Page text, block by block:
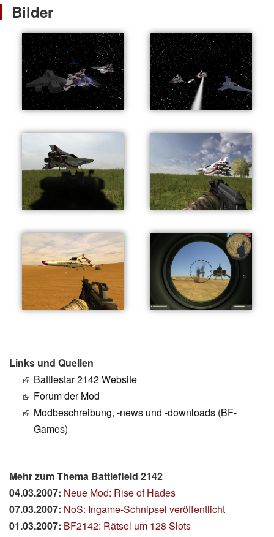
Bilder
Links und Quellen
Battlestar 2142 Website
Forum der Mod
Modbeschreibung, -news und -downloads (BF-
Games)
Mehr zum Thema Battlefield 2142
04.03.2007: Neue Mod: Rise of Hades
07.03.2007: NoS: Ingame-Schnipsel veröffentlicht
01.03.2007: BF2142: Rätsel um 128 Slots